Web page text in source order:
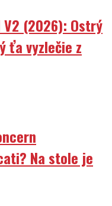
V2 (2026): Ostrý
ťa vyzlečie z
Na stole je